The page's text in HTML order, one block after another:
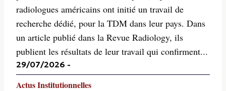
radiologues américains ont initié un travail de
recherche dédié, pour la TDM dans leur pays. Dans
un article publié dans la Revue Radiology, ils
publient les résultats de leur travail qui confirment...
29/07/2026 -
Actus Institutionnelles